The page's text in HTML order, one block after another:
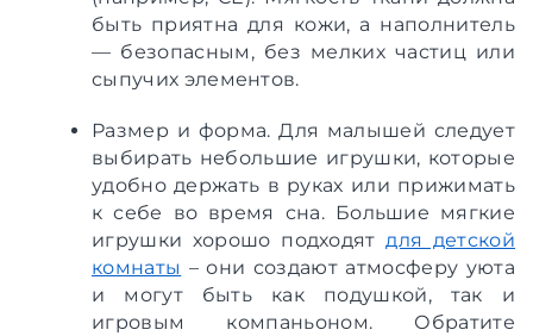
быть приятна для кожи, а наполнитель
— безопасным, без мелких частиц или
сыпучих элементов.
Размер и форма. Для малышей следует
выбирать небольшие игрушки, которые
удобно держать в руках или прижимать
к себе во время сна. Большие мягкие
игрушки хорошо подходятдля детской
комнаты – они создают атмосферу уюта
и могут быть как подушкой, так и
игровым компаньоном. Обратите